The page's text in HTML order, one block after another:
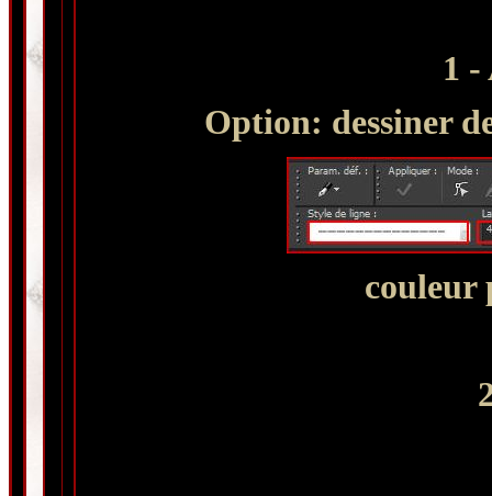
1 -
Option: dessiner
couleur